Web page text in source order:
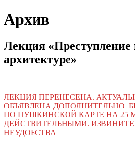
Архив
Лекция «Преступление
архитектуре»
ЛЕКЦИЯ ПЕРЕНЕСЕНА.
ОБЪЯВЛЕНА ДОПОЛНИТЕЛЬНО.
ПО ПУШКИНСКОЙ КАРТЕ НА 25
ДЕЙСТВИТЕЛЬНЫМИ.
НЕУДОБСТВА